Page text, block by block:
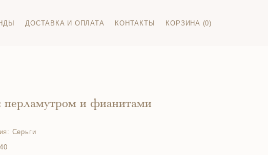
ДОСТАВКА И ОПЛАТА КОНТАКТЫ КОРЗИНА (0)
перламутром и фианитами
Серьги